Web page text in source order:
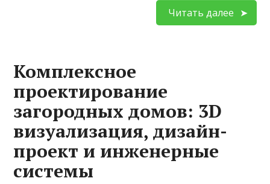
Читать далее
Комплексное
проектирование
загородных домов: 3D
визуализация, дизайн-
проект и инженерные
системы